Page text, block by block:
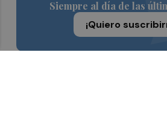
Siempre al día de las
¡Quiero